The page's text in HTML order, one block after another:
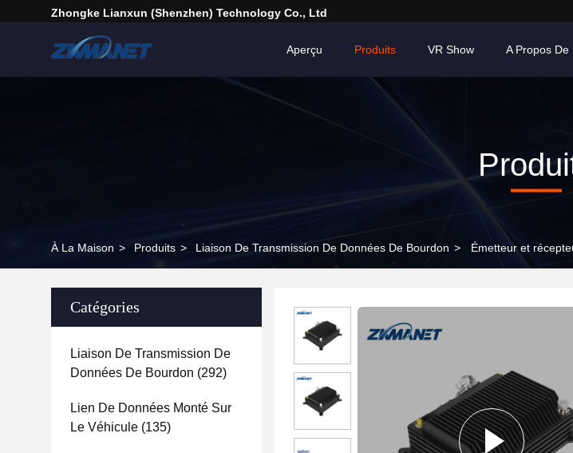
Zhongke Lianxun (Shenzhen) Technology Co., Ltd
Aperçu Produits VR Show A Propos De
À La Maison > Produits > Liaison De Transmission De Données De Bourdon > Émetteur et
Catégories
Liaison De Transmission De
Données De Bourdon (292)
Lien De Données Monté Sur
Le Véhicule (135)